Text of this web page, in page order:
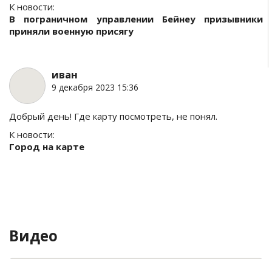
К новости:
В пограничном управлении Бейнеу призывники
приняли военную присягу
иван
9 декабря 2023 15:36
Добрый день! Где карту посмотреть, не понял.
К новости:
Город на карте
Видео